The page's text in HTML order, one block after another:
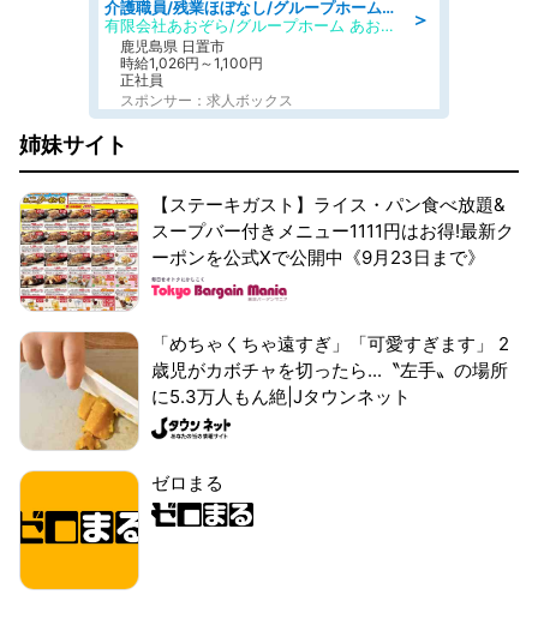
＞
介護職員/残業ほぼなし/グループホームの介護士/シフト相談可
有限会社あおぞら/グループホーム あおぞら
鹿児島県 日置市
時給1,026円～1,100円
正社員
スポンサー：求人ボックス
姉妹サイト
【ステーキガスト】ライス・パン食べ放題&
スープバー付きメニュー1111円はお得!最新ク
ーポンを公式Xで公開中《9月23日まで》
「めちゃくちゃ遠すぎ」「可愛すぎます」 2
歳児がカボチャを切ったら...〝左手〟の場所
に5.3万人もん絶|Jタウンネット
ゼロまる